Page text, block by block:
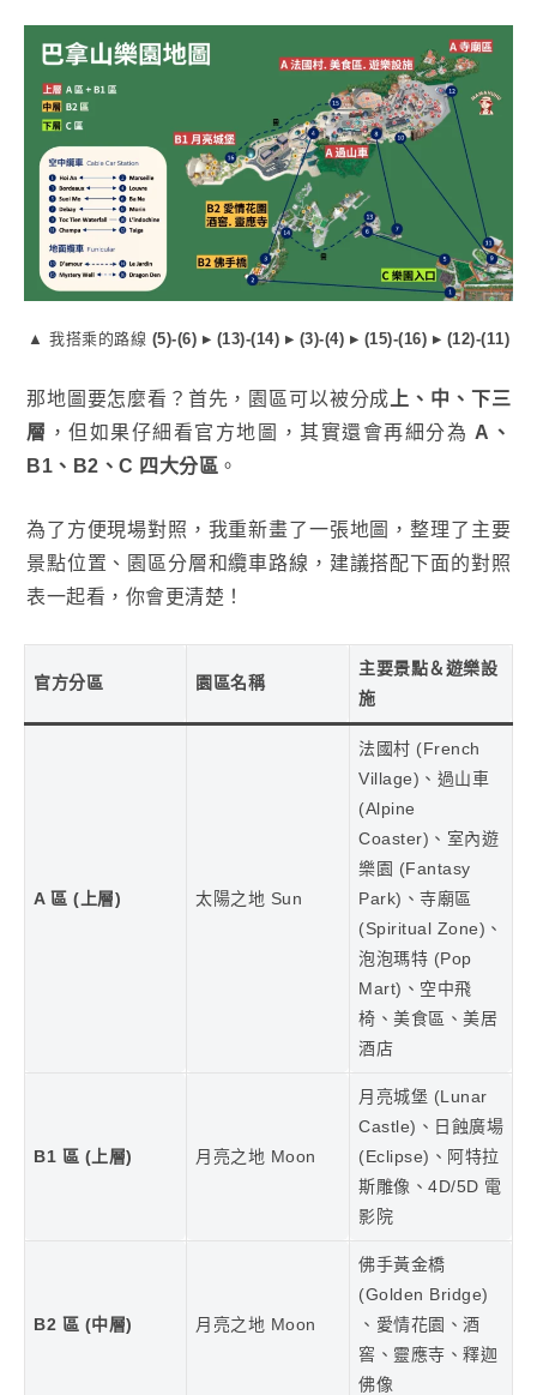
▲ 我搭乘的路線 (5)-(6) ▸ (13)-(14) ▸ (3)-(4) ▸ (15)-(16) ▸ (12)-(11)
那地圖要怎麼看？首先，園區可以被分成 上、中、下三
層 ，但如果仔細看官方地圖，其實還會再細分為 A、
B1、B2、C 四大分區 。
為了方便現場對照，我重新畫了一張地圖，整理了主要
景點位置、園區分層和纜車路線，建議搭配下面的對照
表一起看，你會更清楚！
官方分區 園區名稱
主要景點＆遊樂設
施
A 區 (上層) 太陽之地 Sun
法國村 (French
Village)、過山車
(Alpine
Coaster)、室內遊
樂園 (Fantasy
Park)、寺廟區
(Spiritual Zone)、
泡泡瑪特 (Pop
Mart)、空中飛
椅、美食區、美居
酒店
B1 區 (上層) 月亮之地 Moon
月亮城堡 (Lunar
Castle)、日蝕廣場
(Eclipse)、阿特拉
斯雕像、4D/5D 電
影院
B2 區 (中層) 月亮之地 Moon
佛手黃金橋
(Golden Bridge)
、愛情花園、酒
窖、靈應寺、釋迦
佛像